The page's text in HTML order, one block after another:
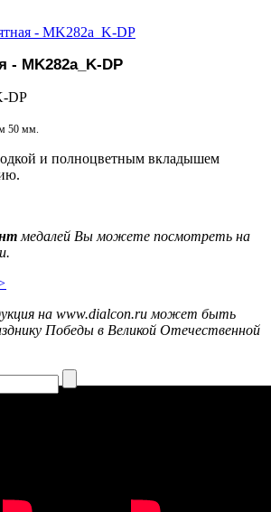
- MK282a_K-DP
DP
50 мм.
и полноцветным вкладышем
медалей Вы можете посмотреть на
на www.dialcon.ru может быть
Победы в Великой Отечественной